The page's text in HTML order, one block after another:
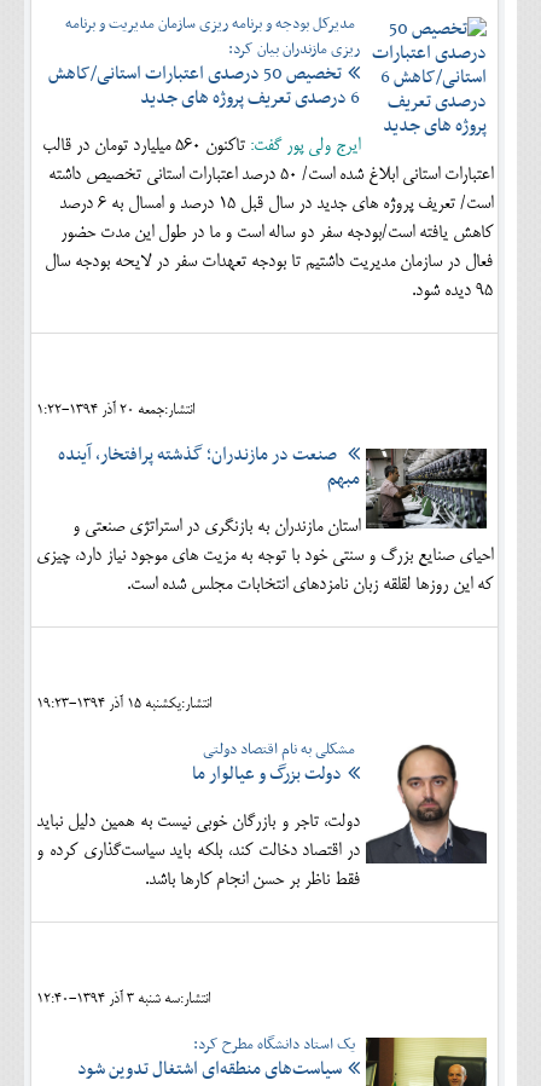
مدیرکل بودجه و برنامه ریزی سازمان مدیریت و برنامه
ریزی مازندران بیان کرد:
تخصیص 50 درصدی اعتبارات استانی/کاهش
6 درصدی تعریف پروژه های جدید
ایرج ولی پور گفت:
تاکنون 560 میلیارد تومان در قالب
اعتبارات استانی ابلاغ شده است/ 50 درصد اعتبارات استانی تخصیص داشته
است/ تعریف پروژه های جدید در سال قبل 15 درصد و امسال به 6 درصد
کاهش یافته است/بودجه سفر دو ساله است و ما در طول این مدت حضور
فعال در سازمان مدیریت داشتیم تا بودجه تعهدات سفر در لایحه بودجه سال
95 دیده شود.
انتشار:جمعه 20 آذر 1394-1:22
صنعت در مازندران؛ گذشته پرافتخار، آینده
مبهم
استان مازندران به بازنگری در استراتژی صنعتی و
احیای صنایع بزرگ و سنتی خود با توجه به مزیت های موجود نیاز دارد، چیزی
که این روزها لقلقه زبان نامزدهای انتخابات مجلس شده است.
انتشار:يکشنبه 15 آذر 1394-19:23
مشکلی به نام اقتصاد دولتی
دولت بزرگ و عیال­وار ما
دولت، تاجر و بازرگان خوبی نیست به همین دلیل نباید
در اقتصاد دخالت کند، بلکه باید سیاست‌گذاری کرده و
فقط ناظر بر حسن انجام کارها باشد.
انتشار:سه شنبه 3 آذر 1394-12:40
یک استاد دانشگاه مطرح کرد:
سیاست‌های منطقه‌ای اشتغال تدوین شود